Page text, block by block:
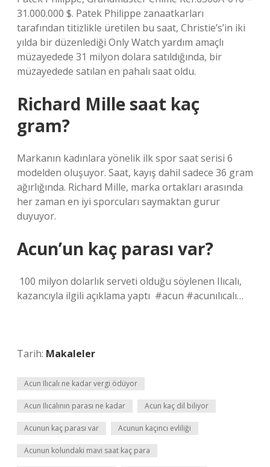
31.000.000 $. Patek Philippe zanaatkarları
tarafından titizlikle üretilen bu saat, Christie’s’in iki
yılda bir düzenlediği Only Watch yardım amaçlı
müzayedede 31 milyon dolara satıldığında, bir
müzayedede satılan en pahalı saat oldu.
Richard Mille saat kaç
gram?
Markanın kadınlara yönelik ilk spor saat serisi 6
modelden oluşuyor. Saat, kayış dahil sadece 36 gram
ağırlığında. Richard Mille, marka ortakları arasında
her zaman en iyi sporcuları saymaktan gurur
duyuyor.
Acun’un kaç parası var?
⁣ 100 milyon dolarlık serveti olduğu söylenen Ilıcalı,
kazancıyla ilgili açıklama yaptı⁣ ⁣ #acun #acunılıcalı…
Tarih: Makaleler
Acun Ilıcalı ne kadar vergi ödüyor
Acun Ilıcalının parası ne kadar Acun kaç dil biliyor
Acunun kaç parası var Acunun kaçıncı evliliği
Acunun kolundaki mavi saat kaç para